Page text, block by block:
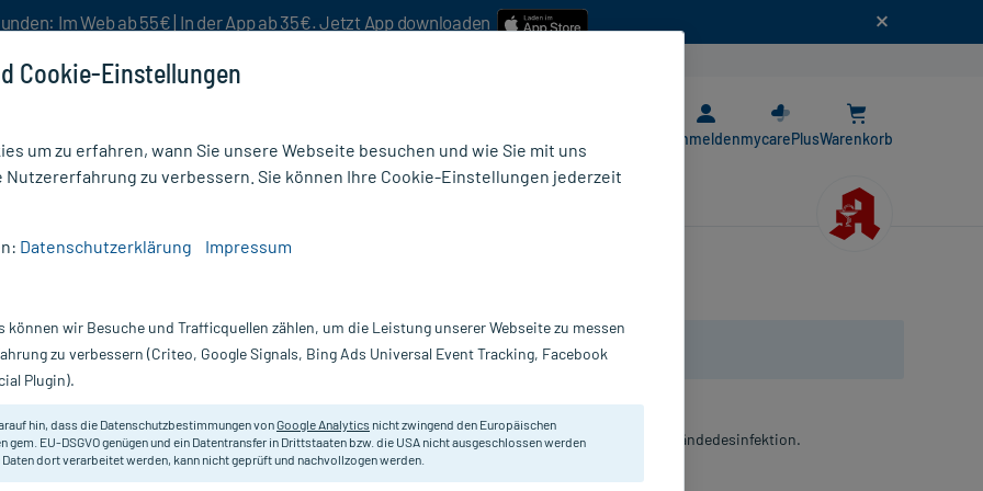
Im Web ab 55€ | In der App ab 35€. Jetzt App downloaden
AnmeldenmycarePlusWarenkorb
Nur für kurze Zeit:Gratis-Versand* ab 19€ Mindestbestellwert!
Handdesinfektionsmittel zur chirurgischen und hygienischen Händedesinfektion.
Darreichung:
Lösung
Cookie-Einstellungen
um zu erfahren, wann Sie unsere Webseite besuchen und wie Sie mit uns
Nutzererfahrung zu verbessern. Sie können Ihre Cookie-Einstellungen jederzeit
Datenschutzerklärung Impressum
können wir Besuche und Trafficquellen zählen, um die Leistung unserer Webseite zu messen
zu verbessern (Criteo, Google Signals, Bing Ads Universal Event Tracking, Facebook
Plugin).
hin, dass die Datenschutzbestimmungen vonGoogle Analytics nicht zwingend den Europäischen
gem. EU-DSGVO genügen und ein Datentransfer in Drittstaaten bzw. die USA nicht ausgeschlossen werden
Daten dort verarbeitet werden, kann nicht geprüft und nachvollzogen werden.